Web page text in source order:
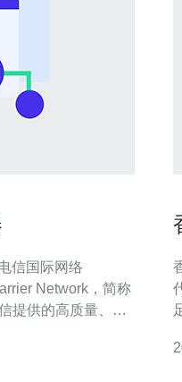
信国际网络
Network，简称
提供的高质量、高
港服务器是在香港
的